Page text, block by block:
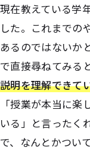
現在教えている学
した。これまでの
あるのではないか
で直接尋ねてみる
説明を理解できて
「授業が本当に
いる」と言ったく
で、なんとかつい